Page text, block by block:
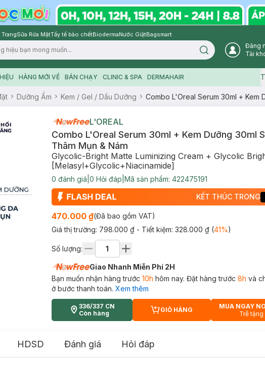
TrangSữa Rửa MặtTẩy tế bào chếtBiodermaNước GiặtBagsmart
Search icon
Đăng
Tài
HÀNG MỚI VỀ BÁN CHẠY CLINIC & SPA DERMAHAIR
Dưỡng Ẩm Kem / Gel / Dầu Dưỡng Combo L'Oreal Serum 30ml + Kem
L'OREAL
Combo L'Oreal Serum 30ml + Kem Dưỡng 30ml
Thâm Mụn & Nám
Glycolic-Bright Matte Luminizing Cream + Glycolic
[Melasyl+Glycolic+Niacinamide]
0 đánh giá 0 Hỏi đáp Mã sản phẩm: 422475191
KẾT THÚC TRONG
470.000 ₫(Đã bao gồm VAT)
Giá thị trường: 798.000 ₫ - Tiết kiệm: 328.000 ₫(41%)
Số lượng:
Giao Nhanh Miễn Phí 2H
Bạn muốn nhận hàng trước 10h hôm nay. Đặt hàng trước 8h và
ở bước thanh toán. Xem thêm
336/337 CN
Còn hàng
CART PLUS ICON
GIỎ HÀNG
MUA NGAY
Trễ tặng
HDSD Đánh giá Hỏi đáp